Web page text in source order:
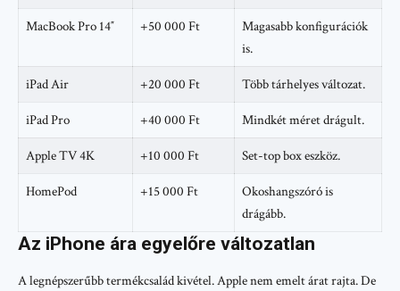
MacBook Pro 14″ +50 000 Ft
Magasabb konfigurációk
is.
iPad Air +20 000 Ft Több tárhelyes változat.
iPad Pro +40 000 Ft Mindkét méret drágult.
Apple TV 4K +10 000 Ft Set-top box eszköz.
HomePod +15 000 Ft
Okoshangszóró is
drágább.
Az iPhone ára egyelőre változatlan
A legnépszerűbb termékcsalád kivétel. Apple nem emelt árat rajta. De